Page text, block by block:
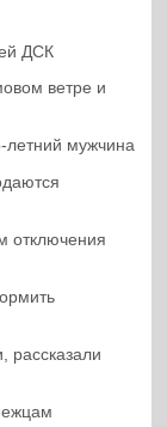
ДСК
ветре и
летний мужчина
отключения
рассказали